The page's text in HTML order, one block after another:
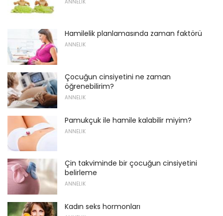
ANNELIK
Hamilelik planlamasında zaman faktörü
ANNELIK
Çocuğun cinsiyetini ne zaman
öğrenebilirim?
ANNELIK
Pamukçuk ile hamile kalabilir miyim?
ANNELIK
Çin takviminde bir çocuğun cinsiyetini
belirleme
ANNELIK
Kadın seks hormonları